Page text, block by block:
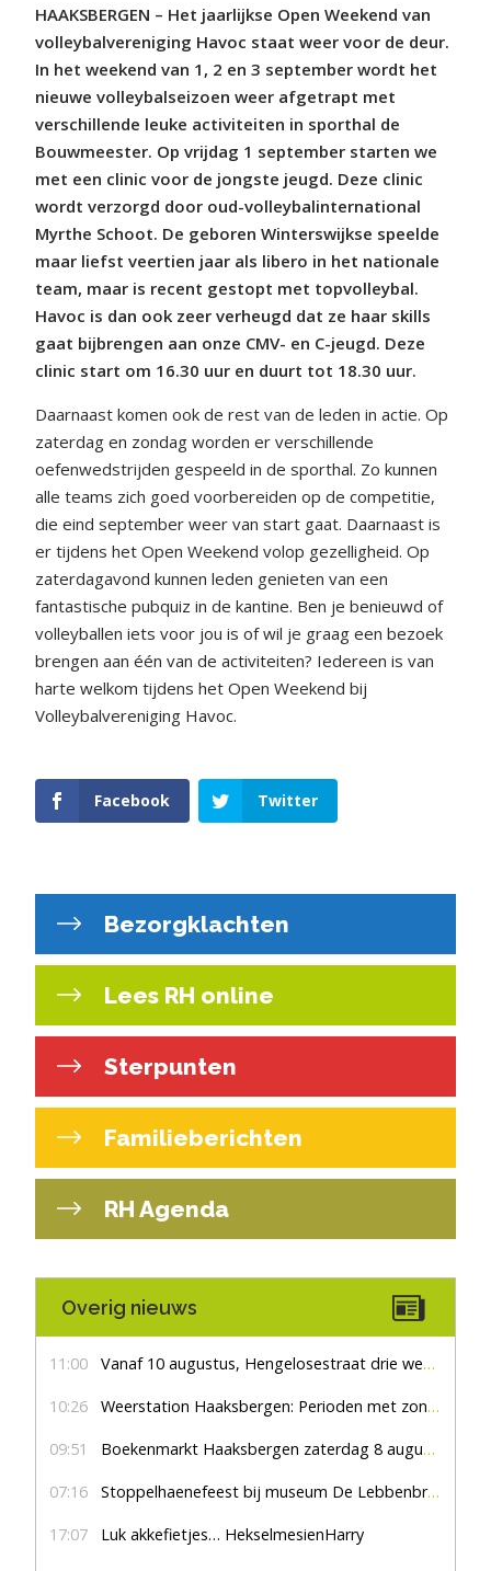
HAAKSBERGEN – Het jaarlijkse Open Weekend van
volleybalvereniging Havoc staat weer voor de deur.
In het weekend van 1, 2 en 3 september wordt het
nieuwe volleybalseizoen weer afgetrapt met
verschillende leuke activiteiten in sporthal de
Bouwmeester. Op vrijdag 1 september starten we
met een clinic voor de jongste jeugd. Deze clinic
wordt verzorgd door oud-volleybalinternational
Myrthe Schoot. De geboren Winterswijkse speelde
maar liefst veertien jaar als libero in het nationale
team, maar is recent gestopt met topvolleybal.
Havoc is dan ook zeer verheugd dat ze haar skills
gaat bijbrengen aan onze CMV- en C-jeugd. Deze
clinic start om 16.30 uur en duurt tot 18.30 uur.
Daarnaast komen ook de rest van de leden in actie. Op
zaterdag en zondag worden er verschillende
oefenwedstrijden gespeeld in de sporthal. Zo kunnen
alle teams zich goed voorbereiden op de competitie,
die eind september weer van start gaat. Daarnaast is
er tijdens het Open Weekend volop gezelligheid. Op
zaterdagavond kunnen leden genieten van een
fantastische pubquiz in de kantine. Ben je benieuwd of
volleyballen iets voor jou is of wil je graag een bezoek
brengen aan één van de activiteiten? Iedereen is van
harte welkom tijdens het Open Weekend bij
Volleybalvereniging Havoc.
Facebook Twitter
Bezorgklachten
Lees RH online
Sterpunten
Familieberichten
RH Agenda
Overig nieuws
11:00 Vanaf 10 augustus, Hengelosestraat drie weken dicht voor doorgaand verkeer
10:26 Weerstation Haaksbergen: Perioden met zon en droog
09:51 Boekenmarkt Haaksbergen zaterdag 8 augustus, marktplein Haaksbergen
07:16 Stoppelhaenefeest bij museum De Lebbenbrugge
17:07 Luk akkefietjes… HekselmesienHarry